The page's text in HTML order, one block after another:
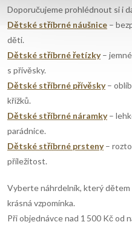
í
p
r
v
k
y
v
ý
p
i
Doporučujeme prohlédnout si i
Dětské stříbrné náušnice –
děti.
Dětské stříbrné řetízky–
s přívěsky.
Dětské stříbrné přívěsky–
křížků.
Dětské stříbrné náramky–
parádnice.
Dětské stříbrné prsteny–
příležitost.
Vyberte náhrdelník, který dětem
krásná vzpomínka.
Při objednávce nad 1 500 Kč od